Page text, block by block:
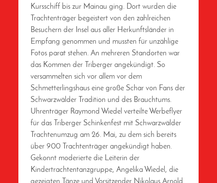
Kursschiff bis zur Mainau ging. Dort wurden die
Trachtenträger begeistert von den zahlreichen
Besuchern der Insel aus aller Herkunftsländer in
Empfang genommen und mussten für unzählige
Fotos parat stehen. An mehreren Standorten war
das Kommen der Triberger angekündigt. So
versammelten sich vor allem vor dem
Schmetterlingshaus eine große Schar von Fans der
Schwarzwälder Tradition und des Brauchtums.
Uhrenträger Raymond Wiedel verteilte Werbeflyer
für das Triberger Schinkenfest mit Schwarzwälder
Trachtenumzug am 26. Mai, zu dem sich bereits
über 900 Trachtenträger angekündigt haben.
Gekonnt moderierte die Leiterin der
Kindertrachtentanzgruppe, Angelika Wiedel, die